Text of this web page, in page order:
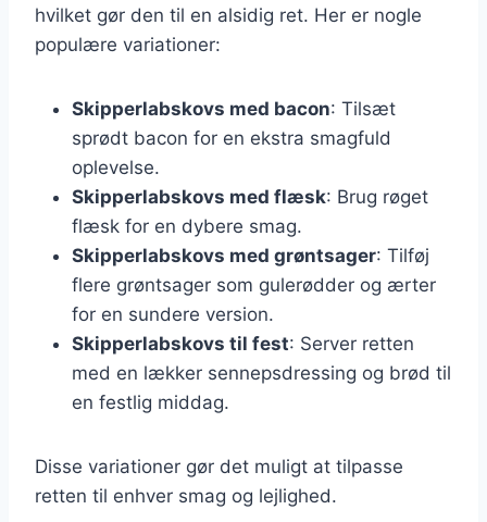
hvilket gør den til en alsidig ret. Her er nogle
populære variationer:
Skipperlabskovs med bacon: Tilsæt
sprødt bacon for en ekstra smagfuld
oplevelse.
Skipperlabskovs med flæsk: Brug røget
flæsk for en dybere smag.
Skipperlabskovs med grøntsager: Tilføj
flere grøntsager som gulerødder og ærter
for en sundere version.
Skipperlabskovs til fest: Server retten
med en lækker sennepsdressing og brød til
en festlig middag.
Disse variationer gør det muligt at tilpasse
retten til enhver smag og lejlighed.